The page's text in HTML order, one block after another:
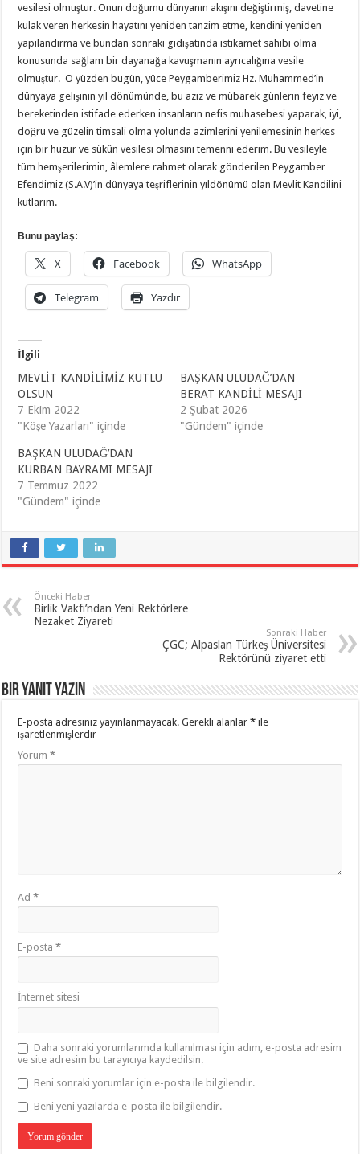
vesilesi olmuştur. Onun doğumu dünyanın akışını değiştirmiş, davetine
kulak veren herkesin hayatını yeniden tanzim etme, kendini yeniden
yapılandırma ve bundan sonraki gidişatında istikamet sahibi olma
konusunda sağlam bir dayanağa kavuşmanın ayrıcalığına vesile
olmuştur. O yüzden bugün, yüce Peygamberimiz Hz. Muhammed’in
dünyaya gelişinin yıl dönümünde, bu aziz ve mübarek günlerin feyiz ve
bereketinden istifade ederken insanların nefis muhasebesi yaparak, iyi,
doğru ve güzelin timsali olma yolunda azimlerini yenilemesinin herkes
için bir huzur ve sükûn vesilesi olmasını temenni ederim. Bu vesileyle
tüm hemşerilerimin, âlemlere rahmet olarak gönderilen Peygamber
Efendimiz (S.A.V)’in dünyaya teşriflerinin yıldönümü olan Mevlit Kandilini
kutlarım.
Bunu paylaş:
X Facebook WhatsApp
Telegram Yazdır
İlgili
MEVLİT KANDİLİMİZ KUTLU
OLSUN
7 Ekim 2022
"Köşe Yazarları" içinde
BAŞKAN ULUDAĞ’DAN
BERAT KANDİLİ MESAJI
2 Şubat 2026
"Gündem" içinde
BAŞKAN ULUDAĞ’DAN
KURBAN BAYRAMI MESAJI
7 Temmuz 2022
"Gündem" içinde
Önceki Haber
Birlik Vakfı’ndan Yeni Rektörlere
Nezaket Ziyareti
Sonraki Haber
ÇGC; Alpaslan Türkeş Üniversitesi
Rektörünü ziyaret etti
Bir yanıt yazın
E-posta adresiniz yayınlanmayacak. Gerekli alanlar* ile
işaretlenmişlerdir
Yorum*
Ad*
E-posta*
İnternet sitesi
Daha sonraki yorumlarımda kullanılması için adım, e-posta adresim
ve site adresim bu tarayıcıya kaydedilsin.
Beni sonraki yorumlar için e-posta ile bilgilendir.
Beni yeni yazılarda e-posta ile bilgilendir.